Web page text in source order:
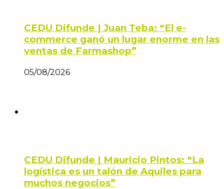
CEDU Difunde | Juan Teba: “El e-
commerce ganó un lugar enorme en las
ventas de Farmashop”
05/08/2026
CEDU Difunde | Mauricio Pintos: “La
logística es un talón de Aquiles para
muchos negocios”